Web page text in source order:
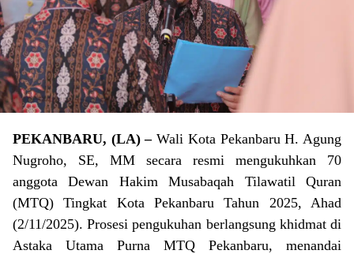
PEKANBARU, (LA) –Wali Kota Pekanbaru H. Agung
Nugroho, SE, MM secara resmi mengukuhkan 70
anggota Dewan Hakim Musabaqah Tilawatil Quran
(MTQ) Tingkat Kota Pekanbaru Tahun 2025, Ahad
(2/11/2025). Prosesi pengukuhan berlangsung khidmat di
Astaka Utama Purna MTQ Pekanbaru, menandai